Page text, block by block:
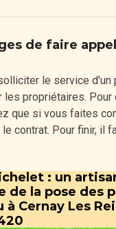
de faire
le service d'un
les propriétaires.
que si vous faites
le contrat. Pour finir, il
: un
de la pose des
à Cernay Les